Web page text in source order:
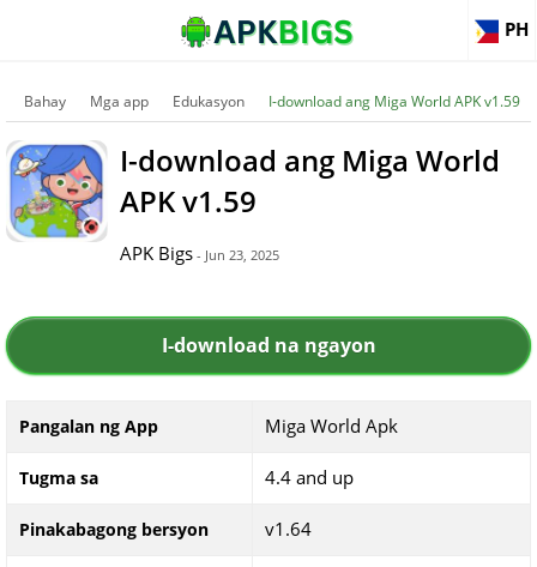
PH
Bahay Mga app Edukasyon I-download ang Miga World APK v1.59
I-download ang Miga World
APK v1.59
APK Bigs - Jun 23, 2025
I-download na ngayon
Pangalan ng App Miga World Apk
Tugma sa 4.4 and up
Pinakabagong bersyon v1.64